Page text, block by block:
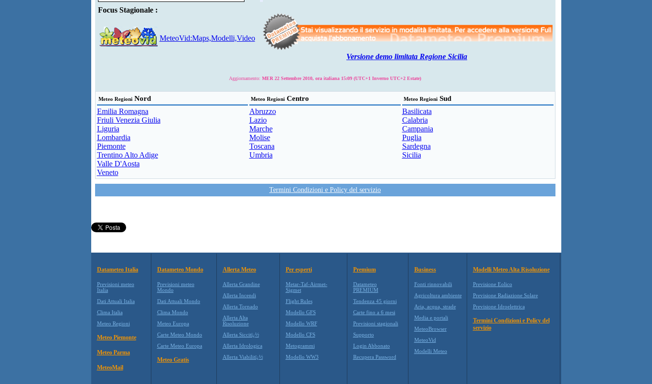
Focus Stagionale :
MeteoVid:Maps,Modelli,Video
Versione demo limitata Regione Sicilia
Aggiornamento: MER 22 Settembre 2010, ora italiana 15:09 (UTC+1 Inverno UTC+2 Estate)
Meteo RegioniNord Meteo RegioniCentro Meteo RegioniSud
Emilia Romagna
Friuli Venezia Giulia
Liguria
Lombardia
Piemonte
Trentino Alto Adige
Valle D'Aosta
Veneto
Abruzzo
Lazio
Marche
Molise
Toscana
Umbria
Basilicata
Calabria
Campania
Puglia
Sardegna
Sicilia
Termini Condizioni e Policy del servizio
Datameteo Italia
Previsioni meteo
Italia
Dati Attuali Italia
Clima Italia
Meteo Regioni
Meteo Piemonte
Meteo Parma
MeteoMail
Datameteo Mondo
Previsioni meteo
Mondo
Dati Attuali Mondo
Clima Mondo
Meteo Europa
Carte Meteo Mondo
Carte Meteo Europa
Meteo Gratis
Allerta Meteo
Allerta Grandine
Allerta Incendi
Allerta Tornado
Allerta Alta
Risoluzione
Allerta Siccitï¿½
Allerta Idrologica
Allerta Viabilitï¿½
Per esperti
Metar-Taf-Airmet-
Sigmet
Flight Rules
Modello GFS
Modello WRF
Modello CFS
Metogrammi
Modello WW3
Premium
Datameteo
PREMIUM
Tendenza 45 giorni
Carte fino a 6 mesi
Previsioni stagionali
Supporto
Login Abbonato
Recupera Password
Business
Fonti rinnovabili
Agricoltura ambiente
Aria, acqua, strade
Media e portali
MeteoBrowser
MeteoVid
Modelli Meteo
Modelli Meteo Alta Risoluzione
Previsione Eolico
Previsione Radiazione Solare
Previsione Idroelettrica
Termini Condizioni e Policy del
servizio